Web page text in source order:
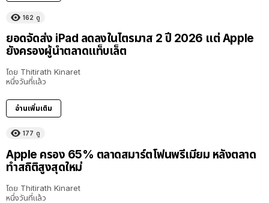
162 ดู
ยอดจัดส่ง iPad ลดลงในไตรมาส 2 ปี 2026 แต่ Apple
ยังครองผู้นำตลาดแท็บเล็ต
โดย Thitirath Kinaret
หนึ่งวันที่แล้ว
อ่านเพิ่มเติม
177 ดู
Apple ครอง 65% ตลาดสมาร์ตโฟนพรีเมียม หลังตลาด
ทำสถิติสูงสุดใหม่
โดย Thitirath Kinaret
หนึ่งวันที่แล้ว